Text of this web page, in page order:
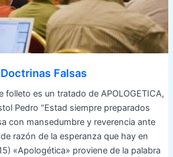
Falsas
folleto es un tratado de APOLOGETICA,
Pedro “Estad siempre preparados
con mansedumbre y reverencia ante
razón de la esperanza que hay en
«Apologética» proviene de la palabra